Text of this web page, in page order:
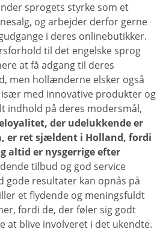
sprogets styrke som et
og arbejder derfor gerne
i deres onlinebutikker.
til det engelske sprog
at få adgang til deres
men hollænderne elsker også
især med innovative produkter og
indhold på deres modersmål,
der udelukkende er
er ret sjældent i Holland, fordi
altid er nysgerrige efter
tilbud og god service
gode resultater kan opnås på
et flydende og meningsfuldt
fordi de, der føler sig godt
at blive involveret i det ukendte.